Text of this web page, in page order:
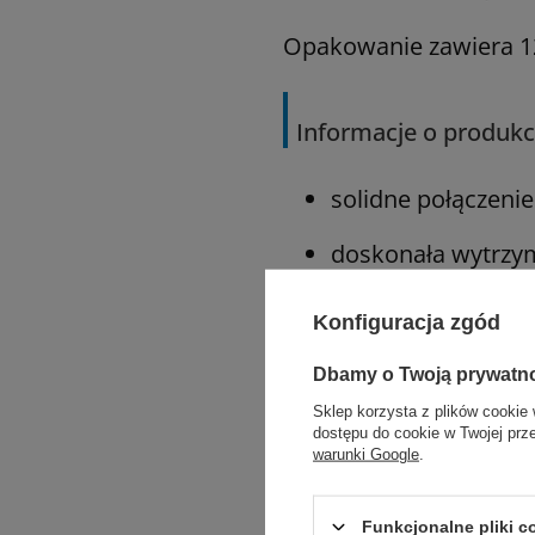
Opakowanie zawiera
Informacje o
solidne
doskonała
doskonałe
idealnie gładka
łatwe w obsłudze
Konfiguracja zgód
Dbamy o Twoją
Sklep korzysta z plików cookie
dostępu do cookie w Twojej
warunki Google
Funkcjonalne pliki